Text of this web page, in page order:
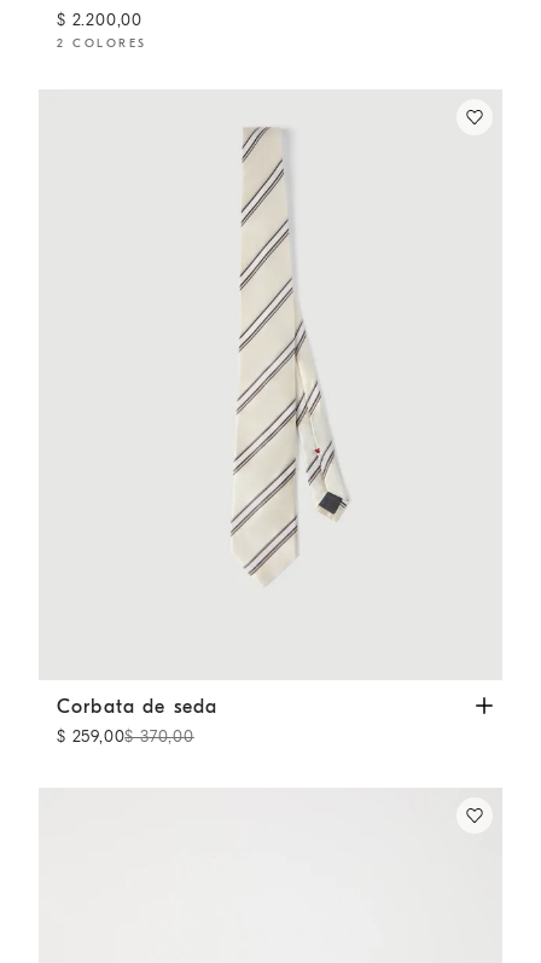
$ 2.200,00
2 COLORES
Corbata de seda Panamá
Corbata de seda
$ 259,00$ 370,00